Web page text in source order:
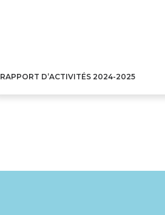
RAPPORT D’ACTIVITÉS 2024-2025